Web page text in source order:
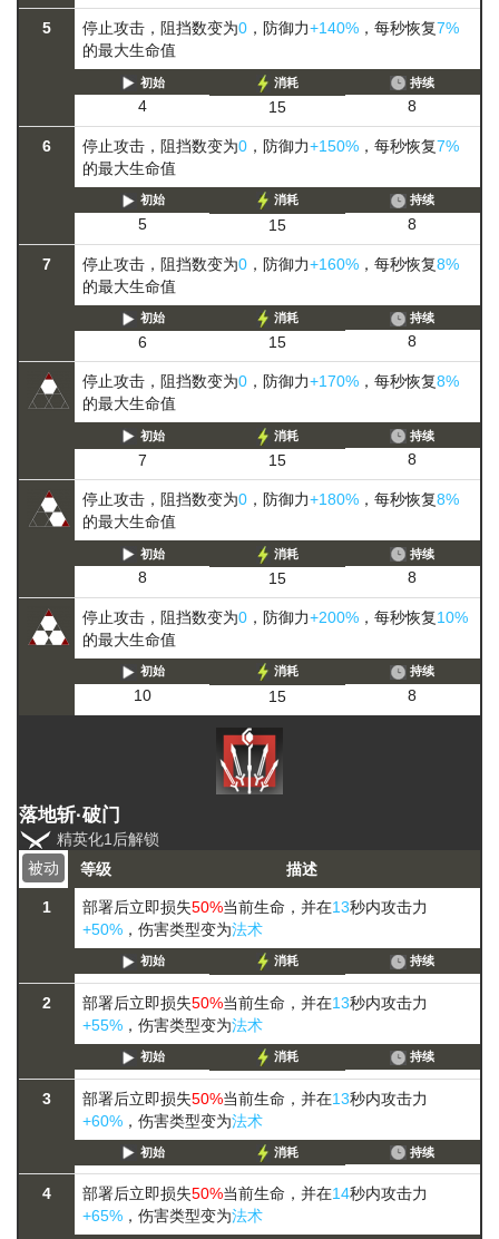
5 停止攻击，阻挡数变为0 ，防御力+140% ，每秒恢复7%
的最大生命值
初始
4
消耗
15
持续
8
6 停止攻击，阻挡数变为0 ，防御力+150% ，每秒恢复7%
的最大生命值
初始
5
消耗
15
持续
8
7 停止攻击，阻挡数变为0 ，防御力+160% ，每秒恢复8%
的最大生命值
初始
6
消耗
15
持续
8
停止攻击，阻挡数变为0 ，防御力+170% ，每秒恢复8%
的最大生命值
初始
7
消耗
15
持续
8
停止攻击，阻挡数变为0 ，防御力+180% ，每秒恢复8%
的最大生命值
初始
8
消耗
15
持续
8
停止攻击，阻挡数变为0 ，防御力+200% ，每秒恢复10%
的最大生命值
初始
10
消耗
15
持续
8
落地斩·破门
精英化1后解锁
被动
等级 描述
1 部署后立即损失50%当前生命，并在13秒内攻击力
+50% ，伤害类型变为法术
初始 消耗 持续
2 部署后立即损失50%当前生命，并在13秒内攻击力
+55% ，伤害类型变为法术
初始 消耗 持续
3 部署后立即损失50%当前生命，并在13秒内攻击力
+60% ，伤害类型变为法术
初始 消耗 持续
4 部署后立即损失50%当前生命，并在14秒内攻击力
+65% ，伤害类型变为法术